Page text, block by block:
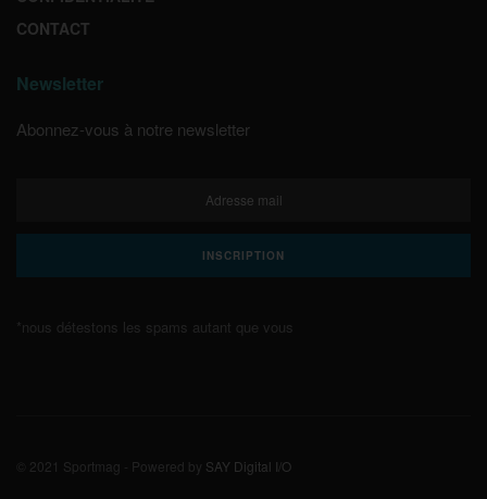
CONTACT
Newsletter
Abonnez-vous à notre newsletter
*nous détestons les spams autant que vous
© 2021 Sportmag - Powered by SAY Digital I/O